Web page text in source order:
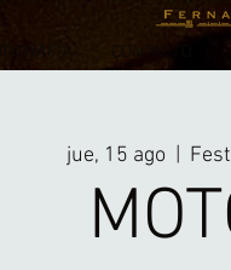
BIOGRAFÍA
jue, 15 ago